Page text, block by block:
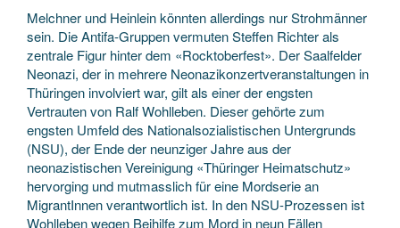
Melchner und Heinlein könnten allerdings nur Strohmänner
sein. Die Antifa-Gruppen vermuten Steffen Richter als
zentrale Figur hinter dem «Rocktoberfest». Der Saalfelder
Neonazi, der in mehrere Neonazikonzertveranstaltungen in
Thüringen involviert war, gilt als einer der engsten
Vertrauten von Ralf Wohlleben. Dieser gehörte zum
engsten Umfeld des Nationalsozialistischen Untergrunds
(NSU), der Ende der neunziger Jahre aus der
neonazistischen Vereinigung «Thüringer Heimatschutz»
hervorging und mutmasslich für eine Mordserie an
MigrantInnen verantwortlich ist. In den NSU-Prozessen ist
Wohlleben wegen Beihilfe zum Mord in neun Fällen